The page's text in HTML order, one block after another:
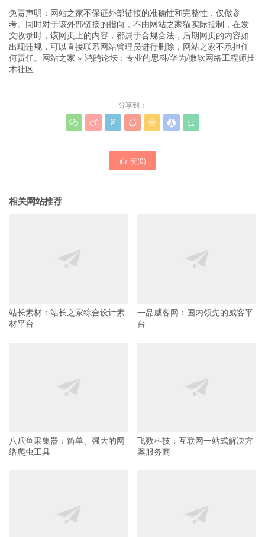
免责声明：网站之家不保证外部链接的准确性和完整性，仅做参
考。同时对于该外部链接的指向，不由网站之家猫实际控制，在发
文收录时，该网页上的内容，都属于合规合法，后期网页的内容如
出现违规，可以直接联系网站管理员进行删除，网站之家不承担任
何责任。 网站之家 » 鸿鹄论坛：专业的思科/华为/微软网络工程师技
术社区
分享到：
      
 赞(0)
相关网站推荐
站长素材：站长之家综合设计素
材平台
一品威客网：国内领先的威客平
台
八爪鱼采集器：简单、强大的网
络爬虫工具
飞数科技：互联网一站式解决方
案服务商